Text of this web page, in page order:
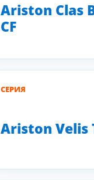
Ariston Clas
CF
СЕРИЯ
Ariston Velis